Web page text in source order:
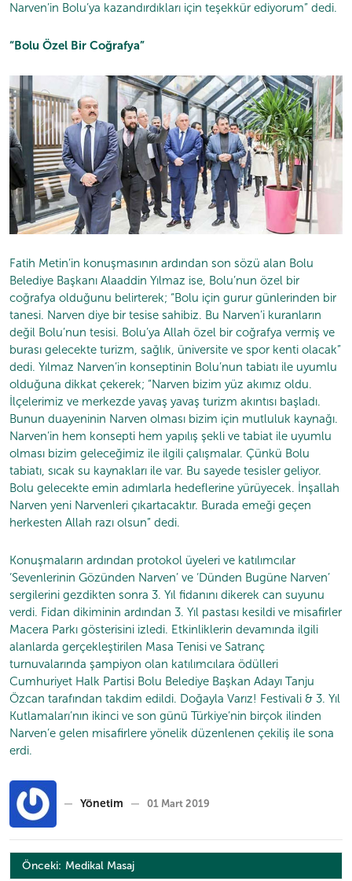
Narven’in Bolu’ya kazandırdıkları için teşekkür ediyorum” dedi.
“Bolu Özel Bir Coğrafya”
Fatih Metin’in konuşmasının ardından son sözü alan Bolu
Belediye Başkanı Alaaddin Yılmaz ise, Bolu’nun özel bir
coğrafya olduğunu belirterek; “Bolu için gurur günlerinden bir
tanesi. Narven diye bir tesise sahibiz. Bu Narven’i kuranların
değil Bolu’nun tesisi. Bolu’ya Allah özel bir coğrafya vermiş ve
burası gelecekte turizm, sağlık, üniversite ve spor kenti olacak”
dedi. Yılmaz Narven’in konseptinin Bolu’nun tabiatı ile uyumlu
olduğuna dikkat çekerek; “Narven bizim yüz akımız oldu.
İlçelerimiz ve merkezde yavaş yavaş turizm akıntısı başladı.
Bunun duayeninin Narven olması bizim için mutluluk kaynağı.
Narven’in hem konsepti hem yapılış şekli ve tabiat ile uyumlu
olması bizim geleceğimiz ile ilgili çalışmalar. Çünkü Bolu
tabiatı, sıcak su kaynakları ile var. Bu sayede tesisler geliyor.
Bolu gelecekte emin adımlarla hedeflerine yürüyecek. İnşallah
Narven yeni Narvenleri çıkartacaktır. Burada emeği geçen
herkesten Allah razı olsun” dedi.
Konuşmaların ardından protokol üyeleri ve katılımcılar
‘Sevenlerinin Gözünden Narven’ ve ‘Dünden Bugüne Narven’
sergilerini gezdikten sonra 3. Yıl fidanını dikerek can suyunu
verdi. Fidan dikiminin ardından 3. Yıl pastası kesildi ve misafirler
Macera Parkı gösterisini izledi. Etkinliklerin devamında ilgili
alanlarda gerçekleştirilen Masa Tenisi ve Satranç
turnuvalarında şampiyon olan katılımcılara ödülleri
Cumhuriyet Halk Partisi Bolu Belediye Başkan Adayı Tanju
Özcan tarafından takdim edildi. Doğayla Varız! Festivali & 3. Yıl
Kutlamaları’nın ikinci ve son günü Türkiye’nin birçok ilinden
Narven’e gelen misafirlere yönelik düzenlenen çekiliş ile sona
erdi.
Yönetim 01 Mart 2019
Yazı
Önceki: Medikal Masaj